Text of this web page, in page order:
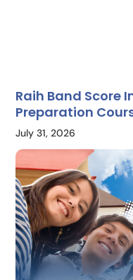
Raih Band Score
Preparation
July 31, 2026